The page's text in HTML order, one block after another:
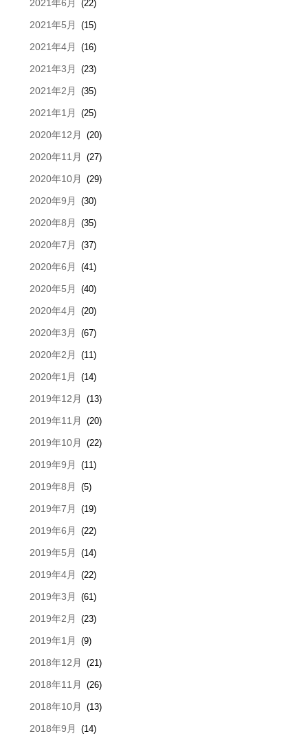
2021年6月 (22)
2021年5月 (15)
2021年4月 (16)
2021年3月 (23)
2021年2月 (35)
2021年1月 (25)
2020年12月 (20)
2020年11月 (27)
2020年10月 (29)
2020年9月 (30)
2020年8月 (35)
2020年7月 (37)
2020年6月 (41)
2020年5月 (40)
2020年4月 (20)
2020年3月 (67)
2020年2月 (11)
2020年1月 (14)
2019年12月 (13)
2019年11月 (20)
2019年10月 (22)
2019年9月 (11)
2019年8月 (5)
2019年7月 (19)
2019年6月 (22)
2019年5月 (14)
2019年4月 (22)
2019年3月 (61)
2019年2月 (23)
2019年1月 (9)
2018年12月 (21)
2018年11月 (26)
2018年10月 (13)
2018年9月 (14)